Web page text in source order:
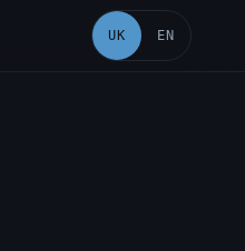
UK EN